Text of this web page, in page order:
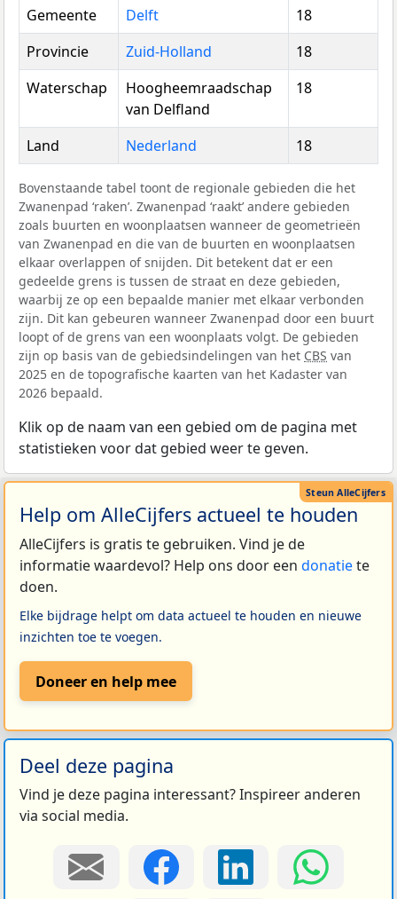
Gemeente
Delft
18
Provincie
Zuid-Holland
18
Waterschap
Hoogheemraadschap
van Delfland
18
Land Nederland 18
Bovenstaande tabel toont de regionale gebieden die het
Zwanenpad ‘raken’. Zwanenpad ‘raakt’ andere gebieden
zoals buurten en woonplaatsen wanneer de geometrieën
van Zwanenpad en die van de buurten en woonplaatsen
elkaar overlappen of snijden. Dit betekent dat er een
gedeelde grens is tussen de straat en deze gebieden,
waarbij ze op een bepaalde manier met elkaar verbonden
zijn. Dit kan gebeuren wanneer Zwanenpad door een buurt
loopt of de grens van een woonplaats volgt. De gebieden
zijn op basis van de gebiedsindelingen van het CBS van
2025 en de topografische kaarten van het Kadaster van
2026 bepaald.
Klik op de naam van een gebied om de pagina met
statistieken voor dat gebied weer te geven.
Help om AlleCijfers actueel te houden
AlleCijfers is gratis te gebruiken. Vind je de
informatie waardevol? Help ons door een donatiete
doen.
Elke bijdrage helpt om data actueel te houden en nieuwe
inzichten toe te voegen.
Doneer en help mee
Deel deze pagina
Vind je deze pagina interessant? Inspireer anderen
via social media.